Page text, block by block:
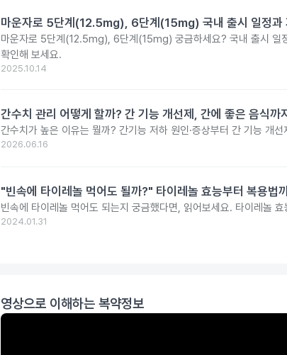
마운자로 5단계(12.5mg), 6단계(15mg) 국내 출시 일정과
마운자로 5단계(12.5mg), 6단계(15mg) 궁금하세요? 국내 출시 일
확인해 보세요.
2025.10.14
간수치 관리 어떻게 할까? 간 기능 개선제, 간에 좋은 음식까
간수치가 높은 이유는 뭘까? 간기능 저하 원인·증상부터 간 기능 개
2026.06.16
"빈속에 타이레놀 먹어도 될까?" 타이레놀 효능부터 복용법
빈속에 타이레놀 먹어도 되는지 궁금했다면, 읽어보세요. 타이레놀
2024.01.31
영상으로 이해하는 복약정보